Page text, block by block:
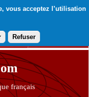
vous acceptez l’utilisation
Refuser
français